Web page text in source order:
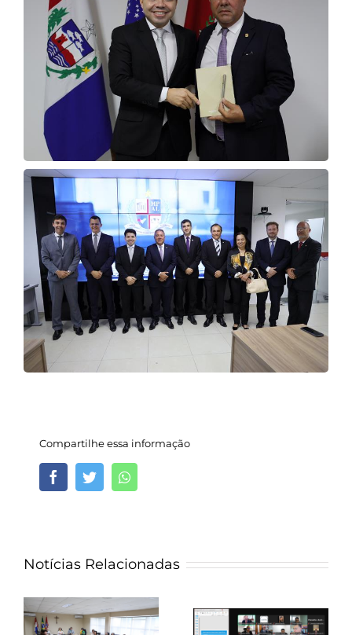
Compartilhe essa informação
FacebookTwitterWhatsapp
Notícias Relacionadas
Ministério Público
de Alagoas capacita
membros e